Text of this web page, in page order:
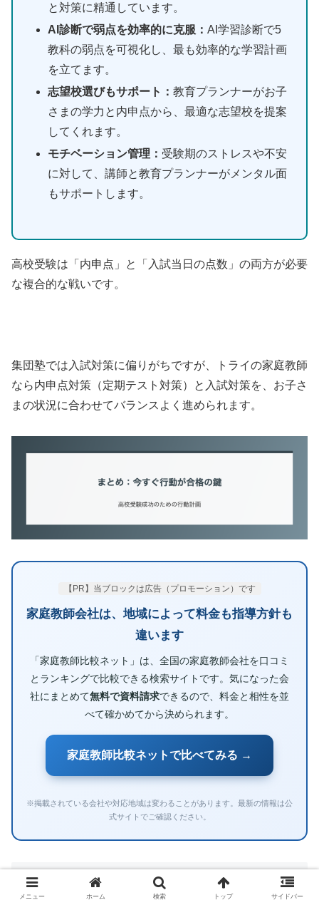
と対策に精通しています。
AI診断で弱点を効率的に克服：AI学習診断で5
教科の弱点を可視化し、最も効率的な学習計画
を立てます。
志望校選びもサポート：教育プランナーがお子
さまの学力と内申点から、最適な志望校を提案
してくれます。
モチベーション管理： 受験期のストレスや不安
に対して、講師と教育プランナーがメンタル面
もサポートします。
高校受験は「内申点」と「入試当日の点数」の両方が必要
な複合的な戦いです。
集団塾では入試対策に偏りがちですが、トライの家庭教師
なら内申点対策（定期テスト対策）と入試対策を、お子さ
まの状況に合わせてバランスよく進められます。
【PR】当ブロックは広告（プロモーション）です
家庭教師会社は、地域によって料金も指導方針も
違います
「家庭教師比較ネット」は、全国の家庭教師会社を口コミ
とランキングで比較できる検索サイトです。気になった会
社にまとめて無料で資料請求できるので、料金と相性を並
べて確かめてから決められます。
家庭教師比較ネットで比べてみる →
※掲載されている会社や対応地域は変わることがあります。最新の情報は公
式サイトでご確認ください。
まとめ：高校受験を成功させるために今す
ぐ始めること
メニュー ホーム 検索 トップ サイドバー